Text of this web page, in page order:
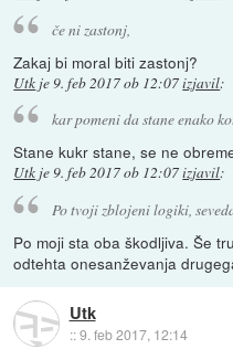
če ni zastonj,
Zakaj bi moral biti zastonj?
Utk je 9. feb 2017 ob 12:07izjavil:
kar pomeni da stane enako
Stane kukr stane, se ne
Utk je9. feb 2017 ob 12:07izjavil:
Po tvoji zblojeni logiki,
Po moji sta oba škodljiva. Še
odtehta onesanževanja
Utk
::9. feb 2017, 12:14